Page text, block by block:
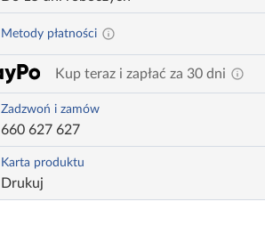
Metody płatności
Kup teraz i zapłać za 30 dni
Zadzwoń i zamów
660 627 627
Karta produktu
Drukuj